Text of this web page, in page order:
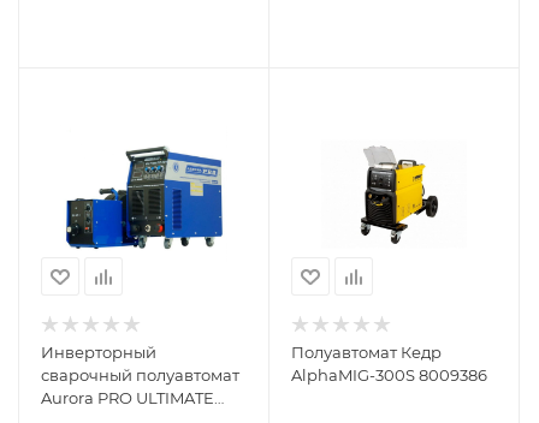
Инверторный
сварочный полуавтомат
Aurora PRO ULTIMATE
Полуавтомат Кедр
AlphaMIG-300S 8009386